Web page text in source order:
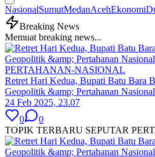
NasionalSumutMedanAcehEkonomi
Breaking News
Memuat breaking news...
PERTAHANAN-NASIONAL
Retret Hari Kedua, Bupati Batu Bara
Geopolitik &amp; Pertahanan Nasional
24 Feb 2025, 23.07
0
0
TOPIK TERBARU SEPUTAR